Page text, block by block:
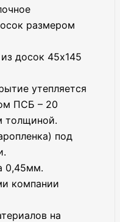
размером
досок 45х145
утепляется
ПСБ – 20
толщиной.
под
0,45мм.
компании
на